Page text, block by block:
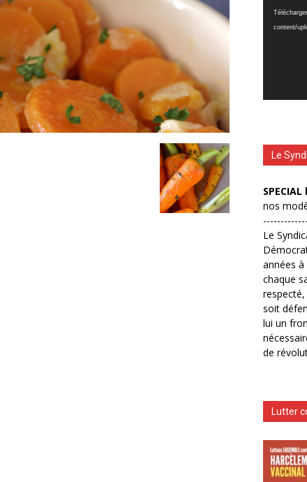
content/
Le
nos
Le
années
chaque
soit
lui un
de
Lutter